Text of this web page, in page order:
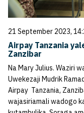
21 September 2023,
Airpay Tanzania
Zanzibar
Na Mary Julius. Waziri
Uwekezaji Mudrik
Airpay Tanzania,
wajasiriamali wadogo